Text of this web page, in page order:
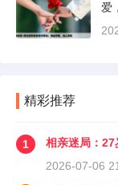
爱
精彩推荐
1
相亲迷局：27
2026-07-06